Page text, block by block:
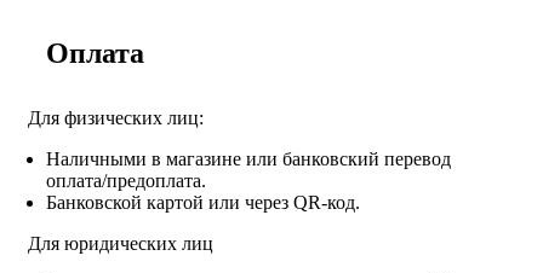
Оплата
Для физических лиц:
Наличными в магазине или банковский перевод
оплата/предоплата.
Банковской картой или через QR-код.
Для юридических лиц